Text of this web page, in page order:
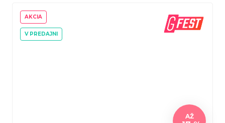
AKCIA
V PREDAJNI
AŽ